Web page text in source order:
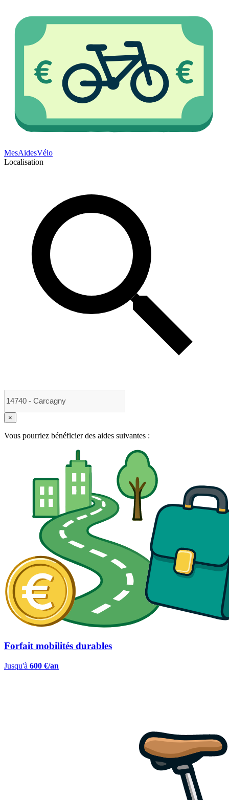
MesAidesVélo
Localisation
×
Vous pourriez bénéficier des aides suivantes :
Forfait mobilités durables
Jusqu'à 600 €/an